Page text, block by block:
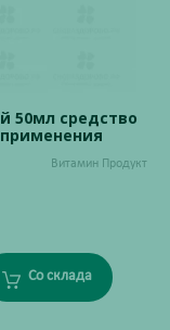
50мл средство
Витамин Продукт
Со склада